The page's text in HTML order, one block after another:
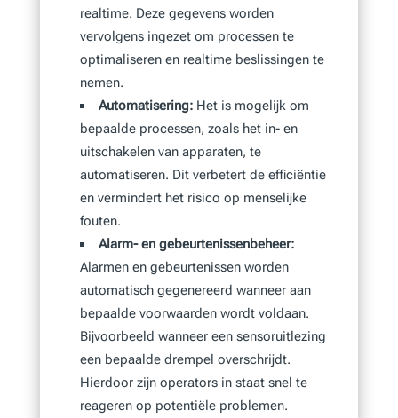
realtime. Deze gegevens worden
vervolgens ingezet om processen te
optimaliseren en realtime beslissingen te
nemen.
Automatisering:Het is mogelijk om
bepaalde processen, zoals het in- en
uitschakelen van apparaten, te
automatiseren. Dit verbetert de efficiëntie
en vermindert het risico op menselijke
fouten.
Alarm- en gebeurtenissenbeheer:
Alarmen en gebeurtenissen worden
automatisch gegenereerd wanneer aan
bepaalde voorwaarden wordt voldaan.
Bijvoorbeeld wanneer een sensoruitlezing
een bepaalde drempel overschrijdt.
Hierdoor zijn operators in staat snel te
reageren op potentiële problemen.